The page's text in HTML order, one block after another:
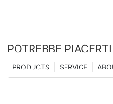
POTREBBE PIACERTI
SERVICE
PRODUCTS